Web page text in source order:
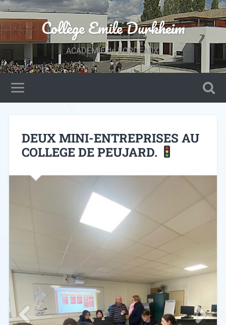
Collège Emile Durkheim
ACADEMIE de BORDEAUX.
DEUX MINI-ENTREPRISES AU
COLLEGE DE PEUJARD.